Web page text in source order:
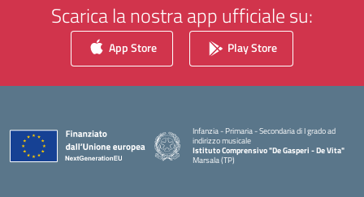
Scarica la nostra app ufficiale su:
App Store Play Store
Infanzia - Primaria - Secondaria di I grado ad
indirizzo musicale
Istituto Comprensivo "De Gasperi - De Vita"
Marsala (TP)